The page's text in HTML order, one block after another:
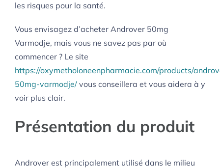
les risques pour la santé.
Vous envisagez d’acheter Androver 50mg
Varmodje, mais vous ne savez pas par où
commencer ? Le site
https://oxymetholoneenpharmacie.com/products/
50mg-varmodje/ vous conseillera et vous aidera à y
voir plus clair.
Présentation du produit
Androver est principalement utilisé dans le milieu